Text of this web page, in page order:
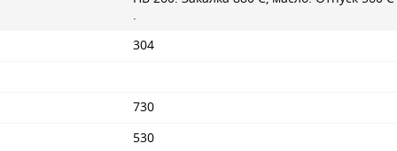
.
304
730
530